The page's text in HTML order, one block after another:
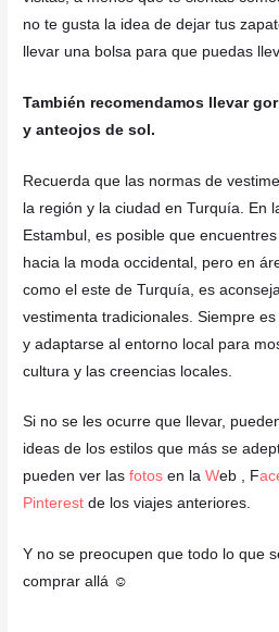
no te gusta la idea de dejar tus
llevar una bolsa para que puedas
También recomendamos llevar
y anteojos de sol.
Recuerda que las normas de
la región y la ciudad en Turquía. En
Estambul, es posible que
hacia la moda occidental, pero en
como el este de Turquía, es
vestimenta tradicionales. Siempre
y adaptarse al entorno local para
cultura y las creencias locales.
Si no se les ocurre que llevar,
ideas de los estilos que más se
pueden ver lasfotos en laWeb , F
Pinterest de los viajes anteriores.
Y no se preocupen que todo lo que
comprar allá ☺